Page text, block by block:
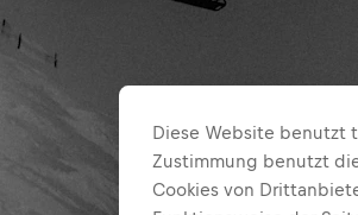
Diese Website benutzt
Zustimmung benutzt
Cookies von